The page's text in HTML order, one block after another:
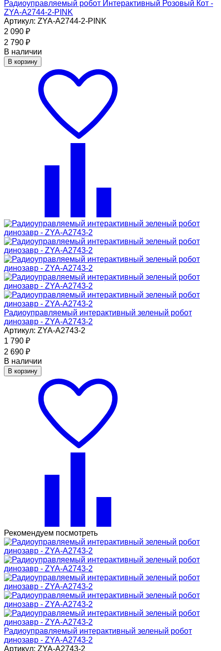
Радиоуправляемый робот Интерактивный Розовый Кот -
ZYA-A2744-2-PINK
Артикул: ZYA-A2744-2-PINK
2 090 ₽
2 790 ₽
В наличии
В корзину
Радиоуправляемый интерактивный зеленый робот
динозавр - ZYA-A2743-2
Артикул: ZYA-A2743-2
1 790 ₽
2 690 ₽
В наличии
В корзину
Рекомендуем посмотреть
Радиоуправляемый интерактивный зеленый робот
динозавр - ZYA-A2743-2
Артикул: ZYA-A2743-2